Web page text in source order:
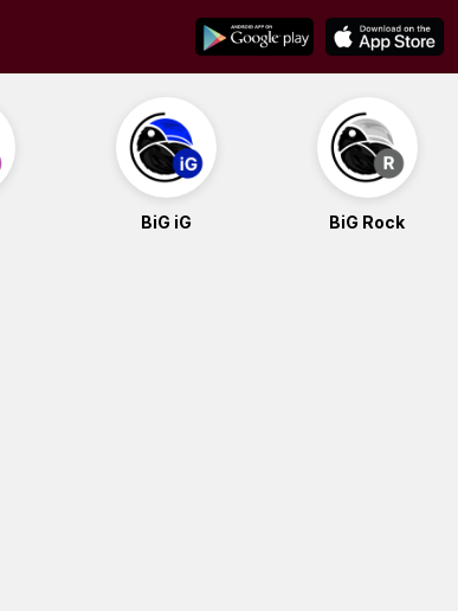
BiG iG BiG Rock